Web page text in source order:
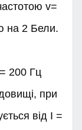
v=
на 2 Бели.
200 Гц
при
від І =